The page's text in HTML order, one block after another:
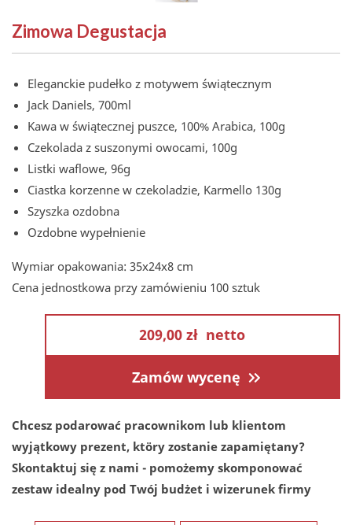
Zimowa Degustacja
Eleganckie pudełko z motywem świątecznym
Jack Daniels, 700ml
Kawa w świątecznej puszce, 100% Arabica, 100g
Czekolada z suszonymi owocami, 100g
Listki waflowe, 96g
Ciastka korzenne w czekoladzie, Karmello 130g
Szyszka ozdobna
Ozdobne wypełnienie
Wymiar opakowania: 35x24x8 cm
Cena jednostkowa przy zamówieniu 100 sztuk
209,00 zł netto
Zamów wycenę
Chcesz podarować pracownikom lub klientom
wyjątkowy prezent, ktöry zostanie zapamiętany?
Skontaktuj się z nami - pomożemy skomponować
zestaw idealny pod Twój budżet i wizerunek firmy